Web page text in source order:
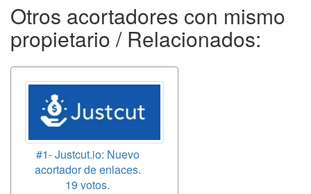
Otros acortadores con mismo
propietario / Relacionados:
#1- Justcut.io: Nuevo
acortador de enlaces.
19 votos.